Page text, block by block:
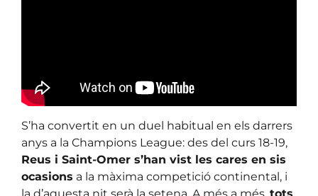
S’ha convertit en un duel habitual en els darrers
anys a la Champions League: des del curs 18-19,
Reus i Saint-Omer s’han vist les cares en sis
ocasions a la màxima competició continental, i